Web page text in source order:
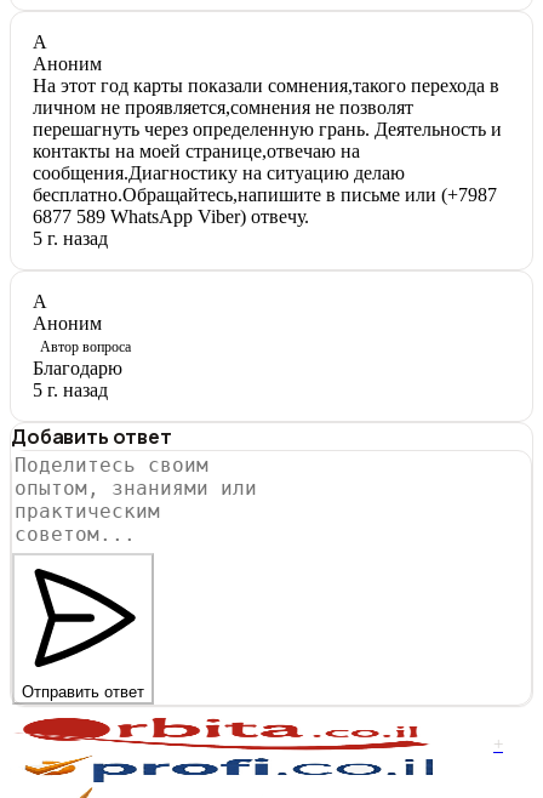
А
Аноним
На этот год карты показали сомнения,такого перехода в
личном не проявляется,сомнения не позволят
перешагнуть через определенную грань. Деятельность и
контакты на моей странице,отвечаю на
сообщения.Диагностику на ситуацию делаю
бесплатно.Обращайтесь,напишите в письме или (+7987
6877 589 WhatsApp Viber) отвечу.
5 г. назад
А
Аноним
Автор вопроса
Благодарю
5 г. назад
Добавить ответ
Отправить ответ
+